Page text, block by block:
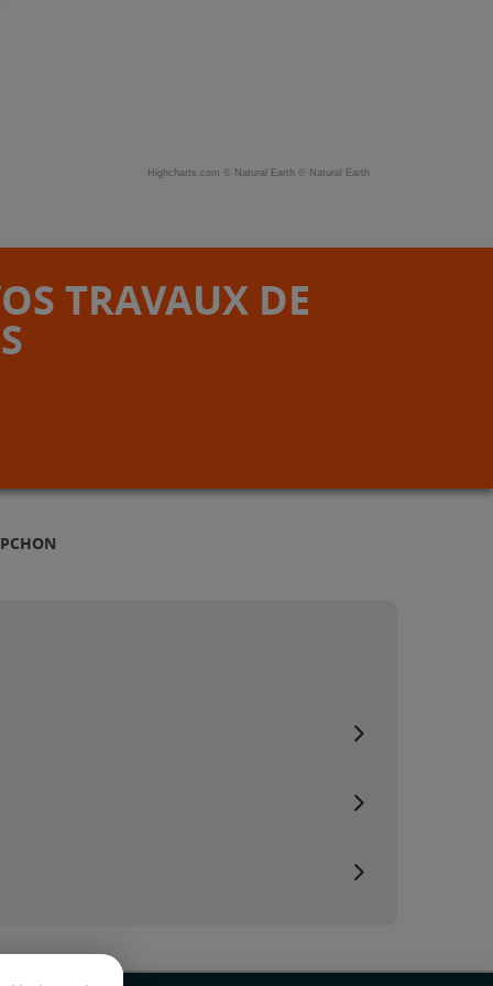
Highcharts.com © Natural Earth © Natural Earth
TRAVAUX DE